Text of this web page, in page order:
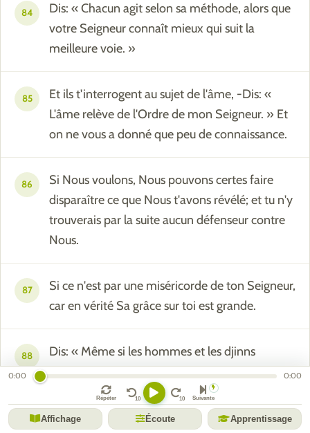
84
Dis: « Chacun agit selon sa méthode, alors que
votre Seigneur connaît mieux qui suit la
meilleure voie. »
85
Et ils t'interrogent au sujet de l'âme, -Dis: «
L'âme relève de l'Ordre de mon Seigneur. » Et
on ne vous a donné que peu de connaissance.
86
Si Nous voulons, Nous pouvons certes faire
disparaître ce que Nous t'avons révélé; et tu n'y
trouverais par la suite aucun défenseur contre
Nous.
87
Si ce n'est par une miséricorde de ton Seigneur,
car en vérité Sa grâce sur toi est grande.
88
Dis: « Même si les hommes et les djinns
s'unissaient pour produire quelque chose de
semblable à ce Coran, ils ne sauraient produire
rien de semblable, même s'ils se soutenaient
0:00 0:00
Suivante
Répéter
Affichage Écoute Apprentissage